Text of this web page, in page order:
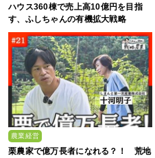
ハウス360棟で売上高10億円を目指
す、ふしちゃんの有機拡大戦略
農業経営
栗農家で億万長者になれる？！ 荒地